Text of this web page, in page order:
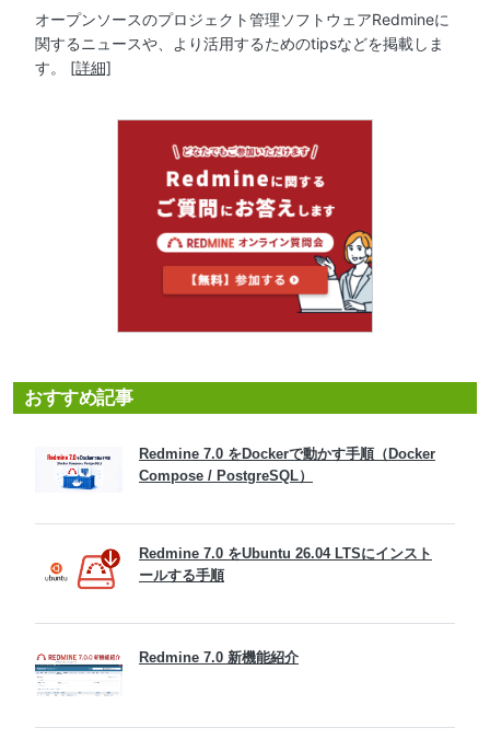
オープンソースのプロジェクト管理ソフトウェアRedmineに
関するニュースや、より活用するためのtipsなどを掲載しま
す。 [詳細]
おすすめ記事
Redmine 7.0 をDockerで動かす手順（Docker
Compose / PostgreSQL）
Redmine 7.0 をUbuntu 26.04 LTSにインスト
ールする手順
Redmine 7.0 新機能紹介